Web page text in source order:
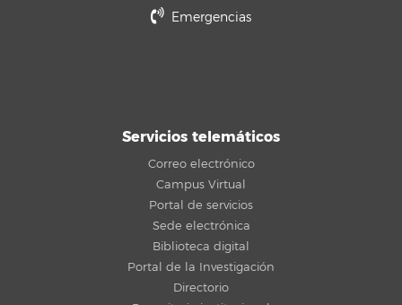
Emergencias
Servicios telemáticos
Correo electrónico
Campus Virtual
Portal de servicios
Sede electrónica
Biblioteca digital
Portal de la Investigación
Directorio